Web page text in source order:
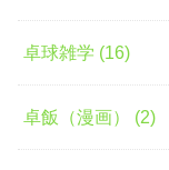
卓球雑学 (16)
卓飯（漫画） (2)